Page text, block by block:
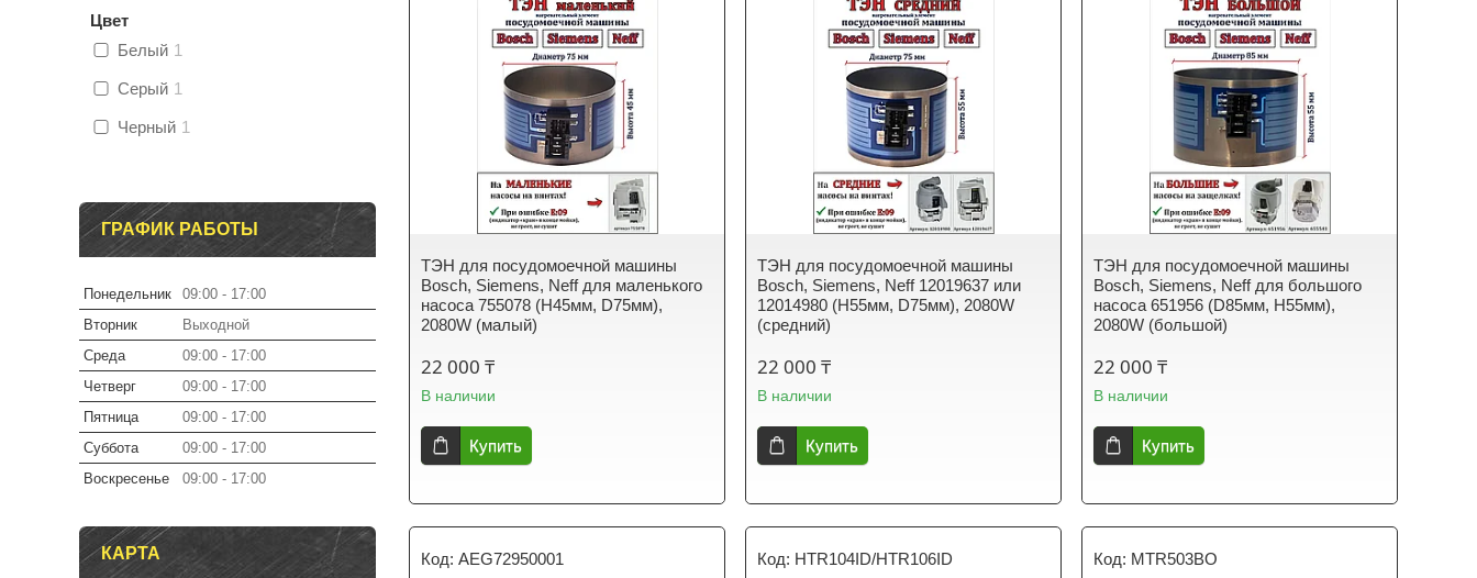
ТЭН для посудомоечной машины
Bosch, Siemens, Neff для маленького
насоса 755078 (Н45мм, D75мм),
2080W (малый)
22 000 ₸
В наличии
Купить
ТЭН для посудомоечной машины
Bosch, Siemens, Neff 12019637 или
12014980 (Н55мм, D75мм), 2080W
(средний)
22 000 ₸
В наличии
Купить
ТЭН для посудомоечной машины
Bosch, Siemens, Neff для большого
насоса 651956 (D85мм, Н55мм),
2080W (большой)
22 000 ₸
В наличии
Купить
AEG72950001 HTR104ID/HTR106ID MTR503BO
Цвет
Белый 1
Серый 1
Черный 1
ГРАФИК РАБОТЫ
Понедельник 09:00
17:00
Вторник
Выходной
Среда
09:00
17:00
Четверг
09:00
17:00
Пятница
09:00
17:00
Суббота
09:00
17:00
Воскресенье
09:00 17:00
КАРТА